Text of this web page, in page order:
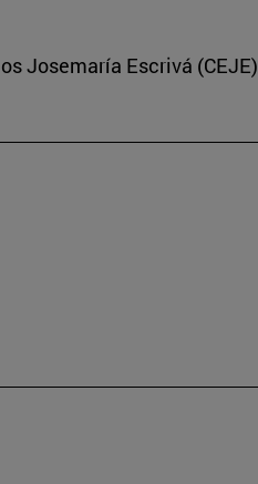
Josemaría Escrivá (CEJE)